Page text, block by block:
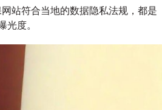
展
站符合当地的数据隐私法规，都是
度。